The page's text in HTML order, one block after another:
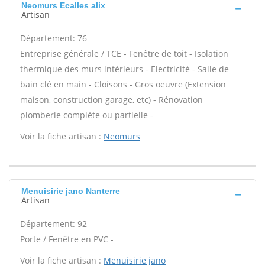
Neomurs Ecalles alix
Artisan
Département: 76
Entreprise générale / TCE - Fenêtre de toit - Isolation
thermique des murs intérieurs - Electricité - Salle de
bain clé en main - Cloisons - Gros oeuvre (Extension
maison, construction garage, etc) - Rénovation
plomberie complète ou partielle -
Voir la fiche artisan : Neomurs
Menuisirie jano Nanterre
Artisan
Département: 92
Porte / Fenêtre en PVC -
Voir la fiche artisan : Menuisirie jano